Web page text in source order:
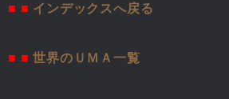
■ ■ インデックスへ戻る
■ ■ 世界のＵＭＡ一覧